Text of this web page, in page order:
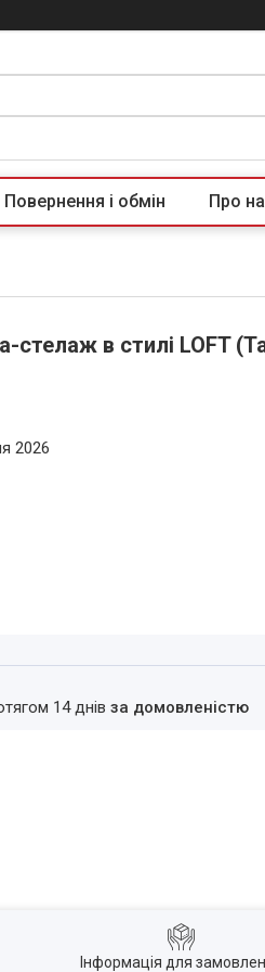
Повернення і обмін Про
стелаж в стилі LOFT
2026
14 днівза домовленістю
Інформація для